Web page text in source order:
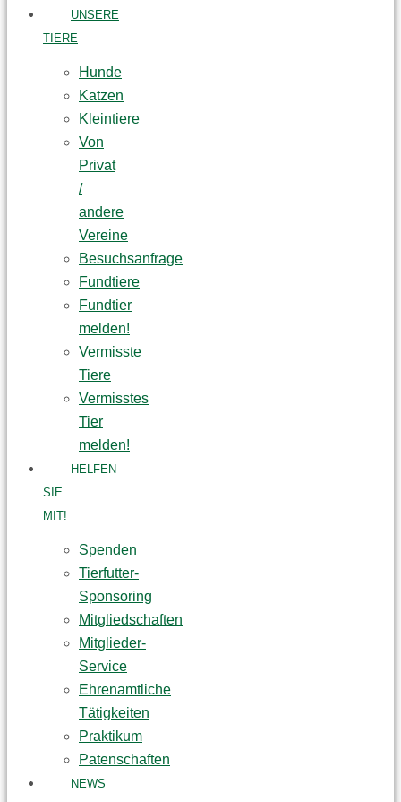
UNSERE
TIERE
Hunde
Katzen
Kleintiere
Von
Privat
/
andere
Vereine
Besuchsanfrage
Fundtiere
Fundtier
melden!
Vermisste
Tiere
Vermisstes
Tier
melden!
HELFEN
SIE
MIT!
Spenden
Tierfutter-
Sponsoring
Mitgliedschaften
Mitglieder-
Service
Ehrenamtliche
Tätigkeiten
Praktikum
Patenschaften
NEWS